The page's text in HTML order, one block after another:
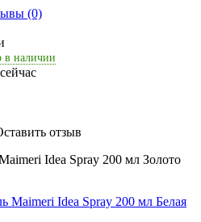
(0)
в наличии
отзыв
Idea Spray 200 мл Золото